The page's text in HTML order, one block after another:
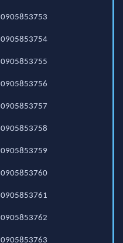
0905853753
0905853754
0905853755
0905853756
0905853757
0905853758
0905853759
0905853760
0905853761
0905853762
0905853763